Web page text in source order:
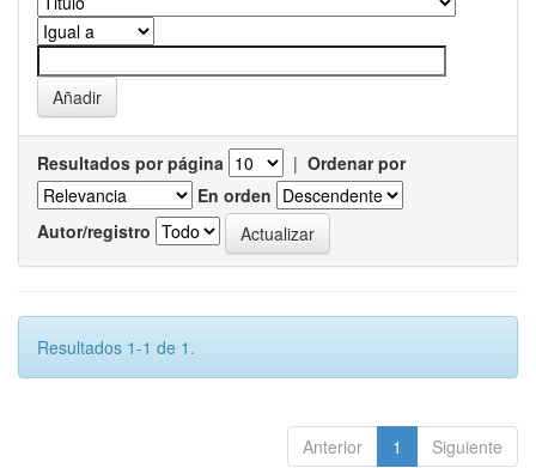
Resultados por página | Ordenar por
En orden
Autor/registro
Resultados 1-1 de 1.
Anterior 1 Siguiente